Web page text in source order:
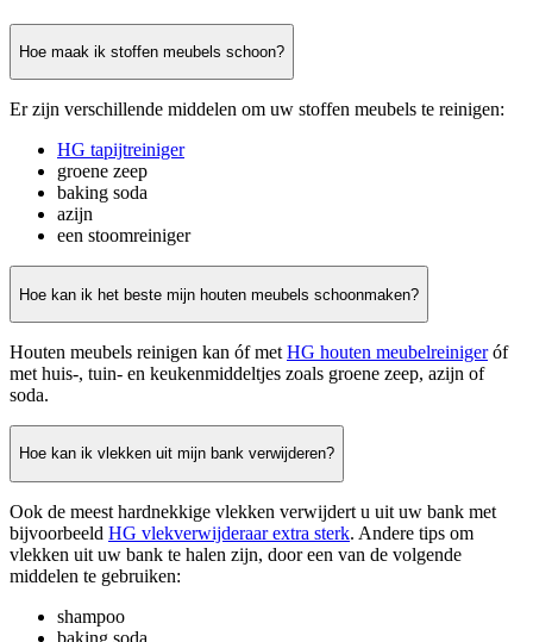
Hoe maak ik stoffen meubels schoon?
Er zijn verschillende middelen om uw stoffen meubels te reinigen:
HG tapijtreiniger
groene zeep
baking soda
azijn
een stoomreiniger
Hoe kan ik het beste mijn houten meubels schoonmaken?
Houten meubels reinigen kan óf met HG houten meubelreinigeróf
met huis-, tuin- en keukenmiddeltjes zoals groene zeep, azijn of
soda.
Hoe kan ik vlekken uit mijn bank verwijderen?
Ook de meest hardnekkige vlekken verwijdert u uit uw bank met
bijvoorbeeld HG vlekverwijderaar extra sterk. Andere tips om
vlekken uit uw bank te halen zijn, door een van de volgende
middelen te gebruiken:
shampoo
baking soda